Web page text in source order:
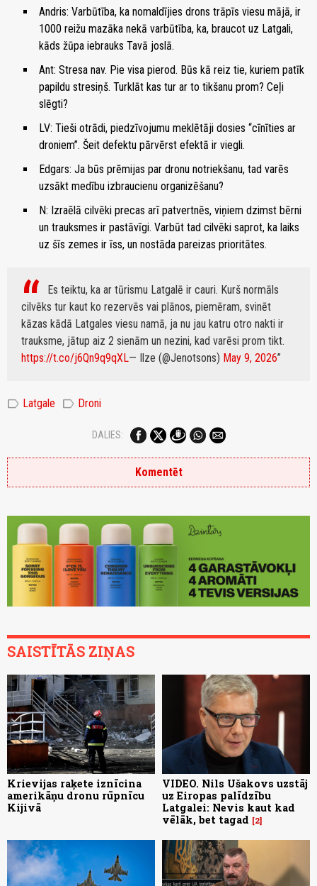
Andris: Varbūtība, ka nomaldījies drons trāpīs viesu mājā, ir
1000 reižu mazāka nekā varbūtība, ka, braucot uz Latgali,
kāds žūpa iebrauks Tavā joslā.
Ant: Stresa nav. Pie visa pierod. Būs kā reiz tie, kuriem patīk
papildu stresiņš. Turklāt kas tur ar to tikšanu prom? Ceļi
slēgti?
LV: Tieši otrādi, piedzīvojumu meklētāji dosies “cīnīties ar
droniem”. Šeit defektu pārvērst efektā ir viegli.
Edgars: Ja būs prēmijas par dronu notriekšanu, tad varēs
uzsākt medību izbraucienu organizēšanu?
N: Izraēlā cilvēki precas arī patvertnēs, viņiem dzimst bērni
un trauksmes ir pastāvīgi. Varbūt tad cilvēki saprot, ka laiks
uz šīs zemes ir īss, un nostāda pareizas prioritātes.
Es teiktu, ka ar tūrismu Latgalē ir cauri. Kurš normāls
cilvēks tur kaut ko rezervēs vai plānos, piemēram, svinēt
kāzas kādā Latgales viesu namā, ja nu jau katru otro nakti ir
trauksme, jātup aiz 2 sienām un nezini, kad varēsi prom tikt.
https://t.co/j6Qn9q9qXL— Ilze (@Jenotsons) May 9, 2026
label Latgale label Droni
DALIES:
Komentēt
SAISTĪTĀS ZIŅAS
Krievijas raķete iznīcina
amerikāņu dronu rūpnīcu
Kijivā
VIDEO. Nils Ušakovs uzstāj
uz Eiropas palīdzību
Latgalei: Nevis kaut kad
vēlāk, bet tagad
2